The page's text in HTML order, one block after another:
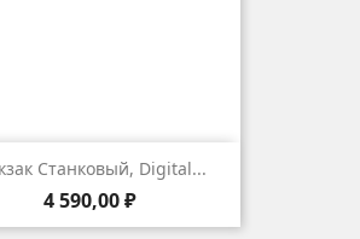
Станковый, Digital...
Цена
4 590,00 ₽